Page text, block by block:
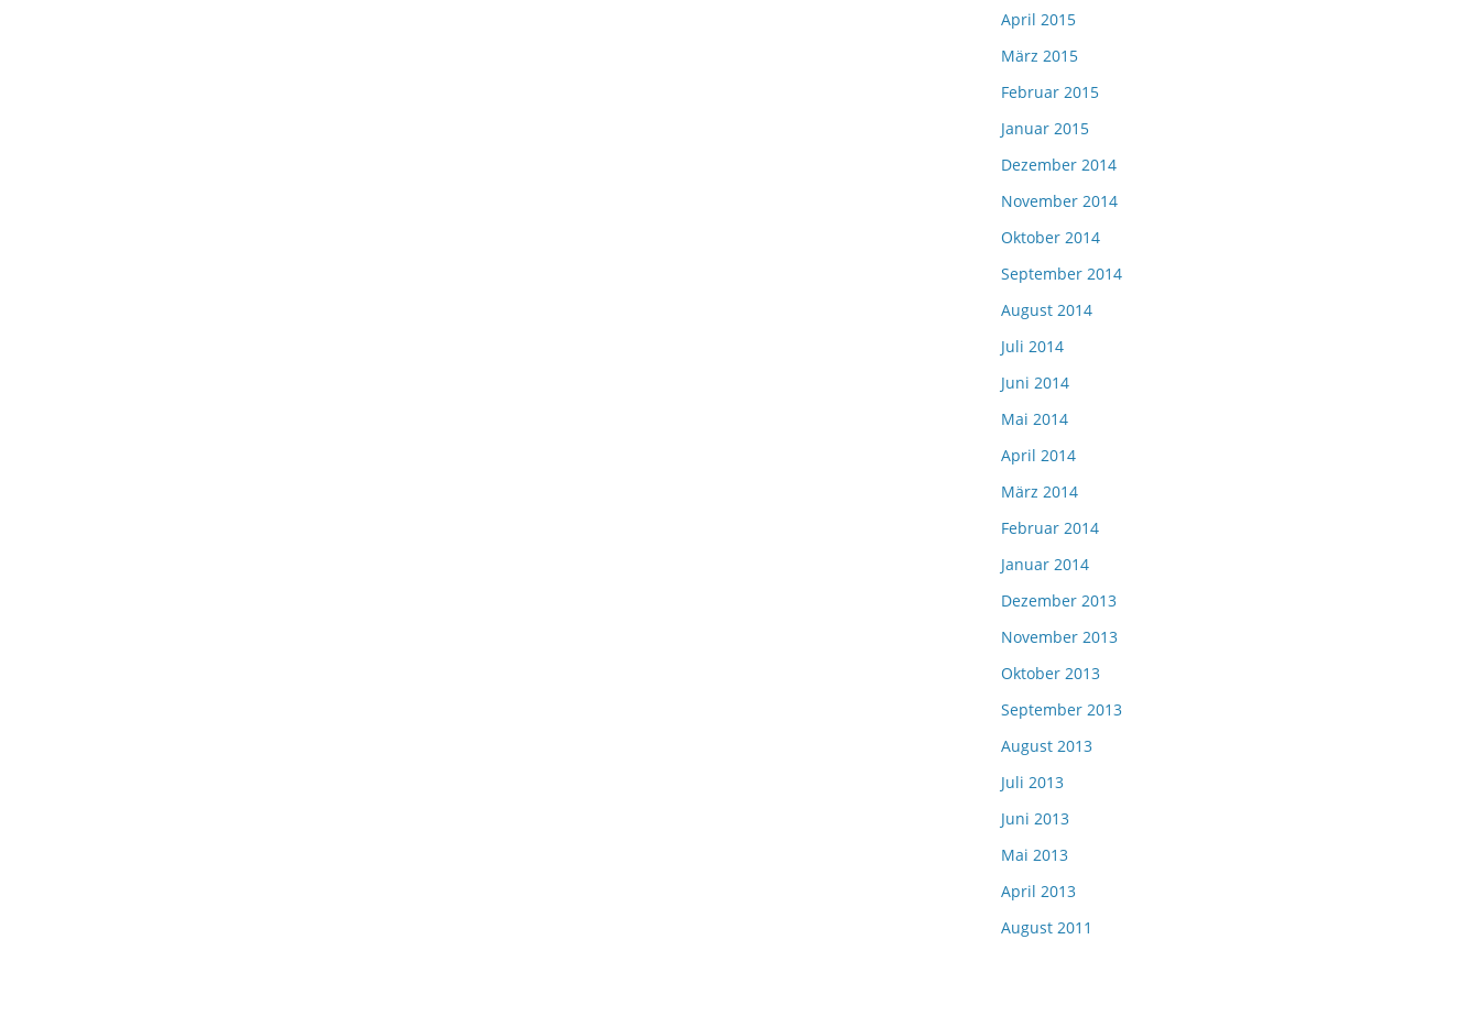
April 2015
März 2015
Februar 2015
Januar 2015
Dezember 2014
November 2014
Oktober 2014
September 2014
August 2014
Juli 2014
Juni 2014
Mai 2014
April 2014
März 2014
Februar 2014
Januar 2014
Dezember 2013
November 2013
Oktober 2013
September 2013
August 2013
Juli 2013
Juni 2013
Mai 2013
April 2013
August 2011